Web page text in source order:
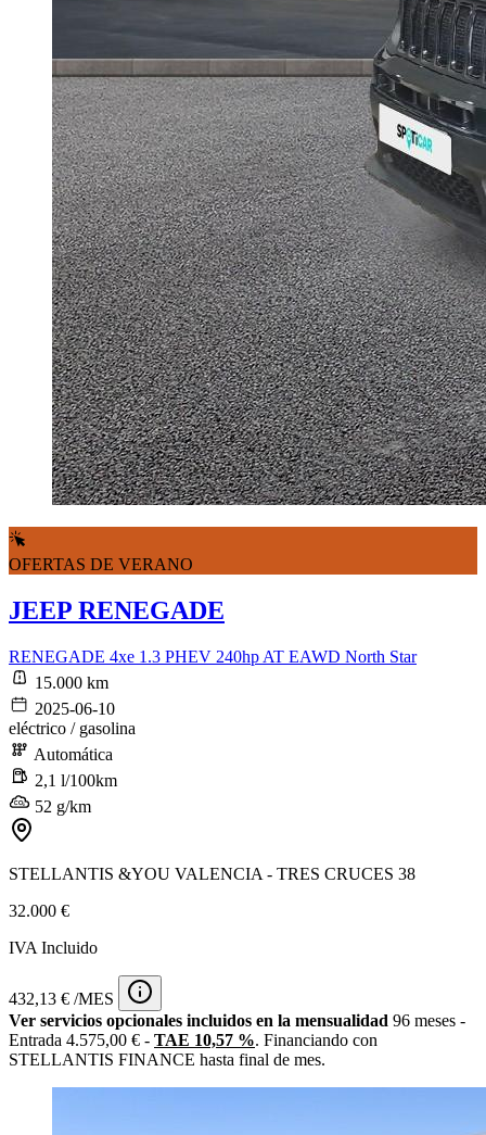
OFERTAS DE VERANO
JEEP RENEGADE
RENEGADE 4xe 1.3 PHEV 240hp AT EAWD North Star
15.000 km
2025-06-10
eléctrico / gasolina
Automática
2,1 l/100km
52 g/km
STELLANTIS &YOU VALENCIA - TRES CRUCES 38
32.000 €
IVA Incluido
432,13 € /MES
Ver servicios opcionales incluidos en la mensualidad 96 meses -
Entrada 4.575,00 € - TAE 10,57 %. Financiando con
STELLANTIS FINANCE hasta final de mes.